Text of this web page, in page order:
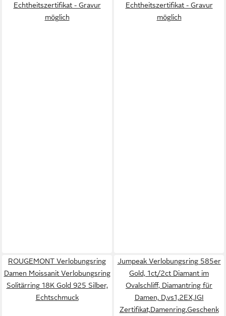
Echtheitszertifikat - Gravur
möglich
Echtheitszertifikat - Gravur
möglich
ROUGEMONT Verlobungsring
Damen Moissanit Verlobungsring
Solitärring 18K Gold 925 Silber,
Echtschmuck
Jumpeak Verlobungsring 585er
Gold, 1ct/2ct Diamant im
Ovalschliff, Diamantring für
Damen, D,vs1,2EX,IGI
Zertifikat,Damenring,Geschenk